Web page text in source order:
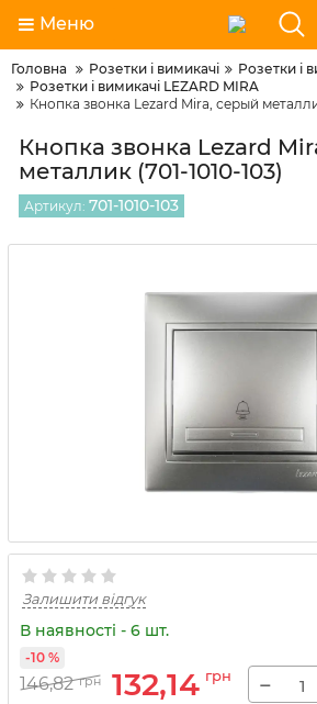
Меню
Головна Розетки і вимикачі
Розетки і
Розетки і вимикачі LEZARD MIRA
Кнопка звонка Lezard Mira, серый
Кнопка звонка Lezard
металлик (701-1010-103)
Артикул: 701-1010-103
Залишити відгук
В наявності - 6 шт.
146,82 грн 132,14 грн
-10 %
−